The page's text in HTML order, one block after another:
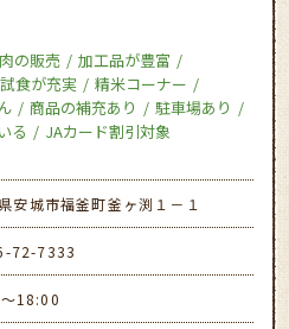
の販売
加工品が豊富
試食が充実
精米コーナー
商品の補充あり
駐車場あり
る JAカード割引対象
安城市福釜町釜ヶ渕１－１
72-7333
18:00